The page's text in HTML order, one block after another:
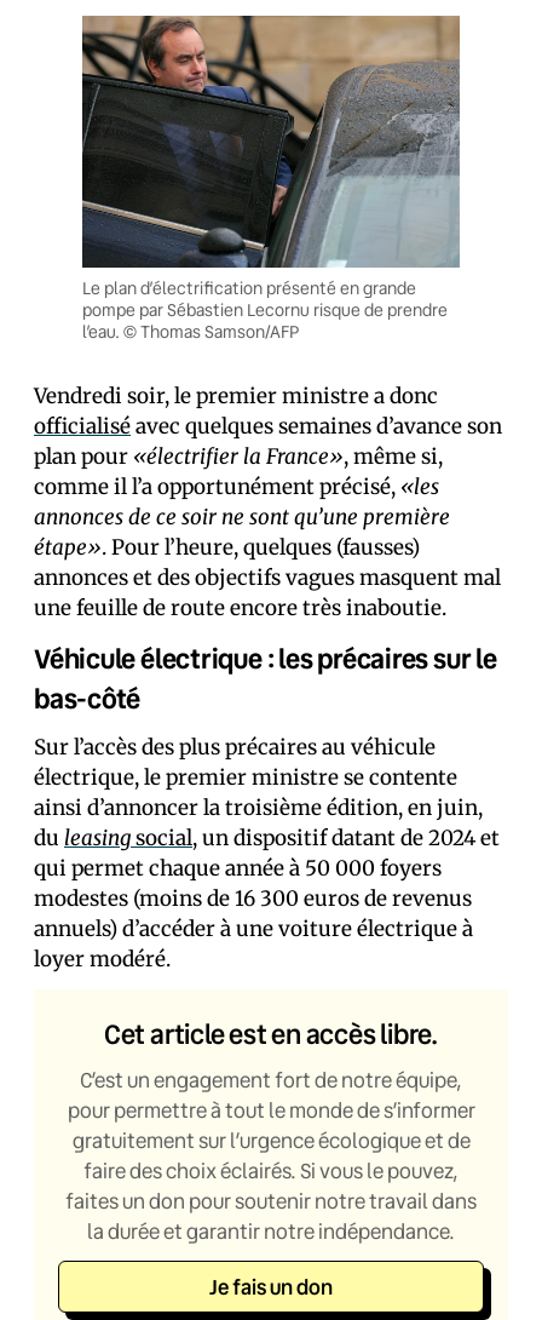
Le plan d’électrification présenté en grande
pompe par Sébastien Lecornu risque de prendre
l’eau. © Thomas Samson/AFP
Vendredi soir, le premier ministre a donc
officialiséavec quelques semaines d’avance son
plan pour «électrifier la France», même si,
comme il l’a opportunément précisé, «les
annonces de ce soir ne sont qu’une première
étape». Pour l’heure, quelques (fausses)
annonces et des objectifs vagues masquent mal
une feuille de route encore très inaboutie.
Véhicule électrique : les précaires sur le
bas-côté
Sur l’accès des plus précaires au véhicule
électrique, le premier ministre se contente
ainsi d’annoncer la troisième édition, en juin,
du leasingsocial, un dispositif datant de 2024 et
qui permet chaque année à 50 000 foyers
modestes (moins de 16 300 euros de revenus
annuels) d’accéder à une voiture électrique à
loyer modéré.
Cet article est en accès libre.
C’est un engagement fort de notre équipe,
pour permettre à tout le monde de s’informer
gratuitement sur l’urgence écologique et de
faire des choix éclairés. Si vous le pouvez,
faites un don pour soutenir notre travail dans
la durée et garantir notre indépendance.
Je fais un don